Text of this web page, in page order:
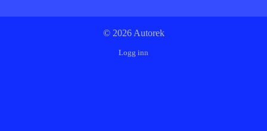
© 2026 Autorek
Logg inn